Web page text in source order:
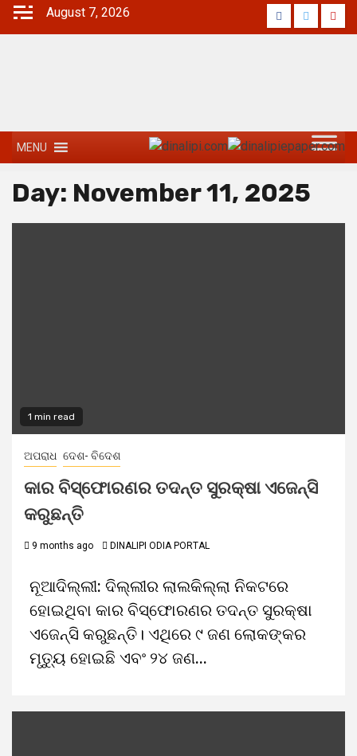
August 7, 2026
MENU
Day: November 11, 2025
1 min read
ଅପରାଧ ଦେଶ- ବିଦେଶ
କାର ବିସ୍ଫୋରଣର ତଦନ୍ତ ସୁରକ୍ଷା ଏଜେନ୍ସି
କରୁଛନ୍ତି
9 months ago DINALIPI ODIA PORTAL
ନୂଆଦିଲ୍ଲୀ: ଦିଲ୍ଲୀର ଲାଲକିଲ୍ଲା ନିକଟରେ
ହୋଇଥିବା କାର ବିସ୍ଫୋରଣର ତଦନ୍ତ ସୁରକ୍ଷା
ଏଜେନ୍ସି କରୁଛନ୍ତି। ଏଥିରେ ୯ ଜଣ ଲୋକଙ୍କର
ମୃତ୍ୟୁ ହୋଇଛି ଏବଂ ୨୪ ଜଣ...